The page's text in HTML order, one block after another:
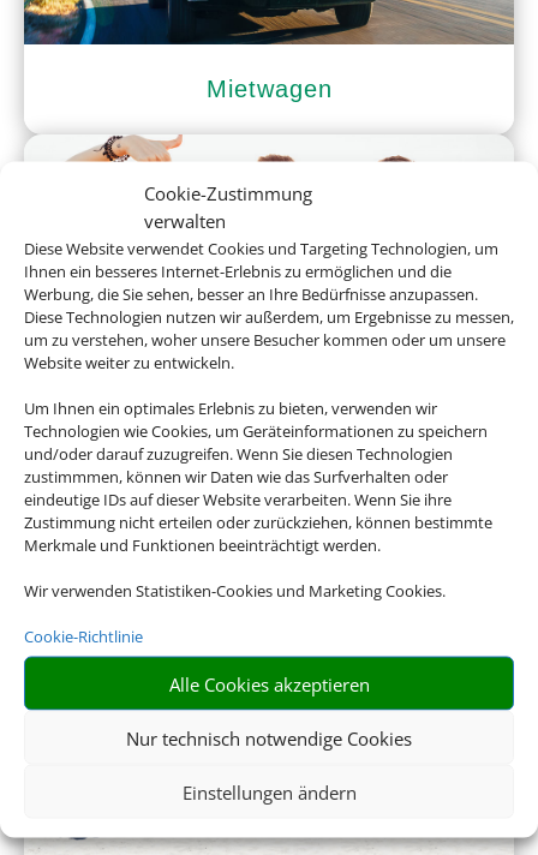
Cookie-Zustimmung
verwalten
Diese Website verwendet Cookies und Targeting Technologien, um
Ihnen ein besseres Internet-Erlebnis zu ermöglichen und die
Werbung, die Sie sehen, besser an Ihre Bedürfnisse anzupassen.
Diese Technologien nutzen wir außerdem, um Ergebnisse zu messen,
um zu verstehen, woher unsere Besucher kommen oder um unsere
Website weiter zu entwickeln.
Um Ihnen ein optimales Erlebnis zu bieten, verwenden wir
Technologien wie Cookies, um Geräteinformationen zu speichern
und/oder darauf zuzugreifen. Wenn Sie diesen Technologien
zustimmmen, können wir Daten wie das Surfverhalten oder
eindeutige IDs auf dieser Website verarbeiten. Wenn Sie ihre
Zustimmung nicht erteilen oder zurückziehen, können bestimmte
Merkmale und Funktionen beeinträchtigt werden.
Wir verwenden Statistiken-Cookies und Marketing Cookies.
Cookie-Richtlinie
Alle Cookies akzeptieren
Nur technisch notwendige Cookies
Einstellungen ändern
Mietwagen
Klassenfahrten